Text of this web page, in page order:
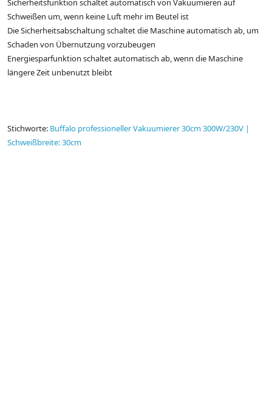
Sicherheitsfunktion schaltet automatisch von Vakuumieren auf
Schweißen um, wenn keine Luft mehr im Beutel ist
Die Sicherheitsabschaltung schaltet die Maschine automatisch ab, um
Schaden von Übernutzung vorzubeugen
Energiesparfunktion schaltet automatisch ab, wenn die Maschine
längere Zeit unbenutzt bleibt
Stichworte: Buffalo professioneller Vakuumierer 30cm 300W/230V |
Schweißbreite: 30cm